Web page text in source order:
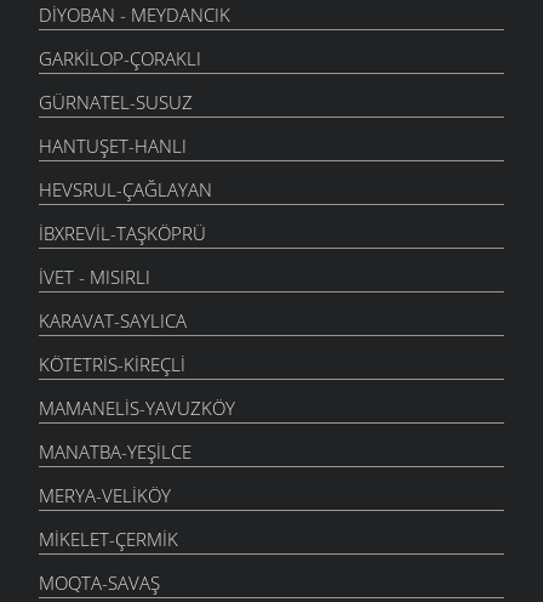
DIYOBAN - MEYDANCIK
GARKILOP-ÇORAKLI
GÜRNATEL-SUSUZ
HANTUŞET-HANLI
HEVSRUL-ÇAĞLAYAN
İBXREVIL-TAŞKÖPRÜ
İVET - MISIRLI
KARAVAT-SAYLICA
KÖTETRIS-KIREÇLI
MAMANELIS-YAVUZKÖY
MANATBA-YEŞILCE
MERYA-VELIKÖY
MIKELET-ÇERMIK
MOQTA-SAVAŞ